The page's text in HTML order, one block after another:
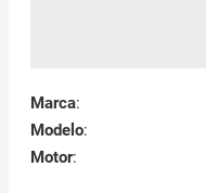
Marca:
Modelo:
Motor: